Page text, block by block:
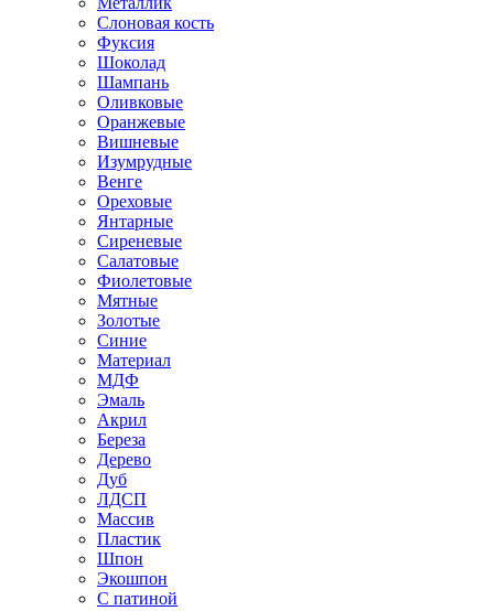
Слоновая кость
Фуксия
Шоколад
Шампань
Оливковые
Оранжевые
Вишневые
Изумрудные
Венге
Ореховые
Янтарные
Сиреневые
Салатовые
Фиолетовые
Мятные
Золотые
Синие
Материал
МДФ
Эмаль
Акрил
Береза
Дерево
Дуб
ЛДСП
Массив
Пластик
Шпон
Экошпон
С патиной